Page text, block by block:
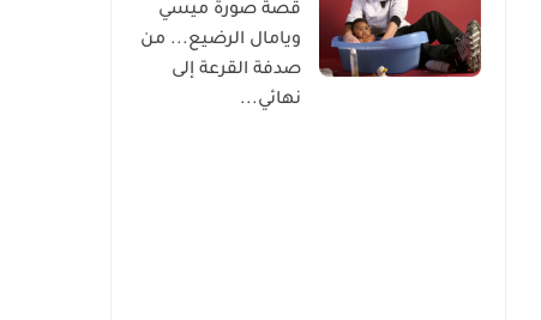
قصة صورة ميسي
ويامال الرضيع... من
صدفة القرعة إلى
نهائي...